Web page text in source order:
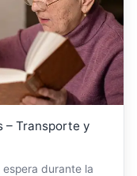
– Transporte y
durante la